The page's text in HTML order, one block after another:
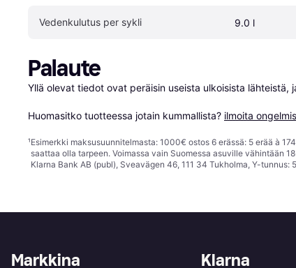
Vedenkulutus per sykli 9.0 l
Palaute
Yllä olevat tiedot ovat peräisin useista ulkoisista
Huomasitko tuotteessa jotain kummallista? ilmoita
¹Esimerkki maksusuunnitelmasta: 1000€ ostos 6 erässä: 5 erää à
saattaa olla tarpeen. Voimassa vain Suomessa asuville vähintään
Klarna Bank AB (publ), Sveavägen 46, 111 34 Tukholma, Y-
Klarna
Markkina